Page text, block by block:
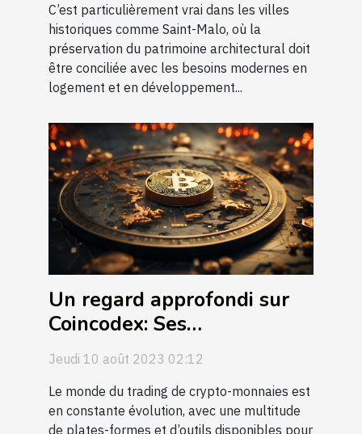
C’est particulièrement vrai dans les villes
historiques comme Saint-Malo, où la
préservation du patrimoine architectural doit
être conciliée avec les besoins modernes en
logement et en développement...
Un regard approfondi sur
Coincodex: Ses
fonctionnalités et son
impact sur l'économie
globale du trading de
crypto-monnaies
Jeudi 10 août 2023 02:12
Le monde du trading de crypto-monnaies est
en constante évolution, avec une multitude
de plates-formes et d’outils disponibles pour